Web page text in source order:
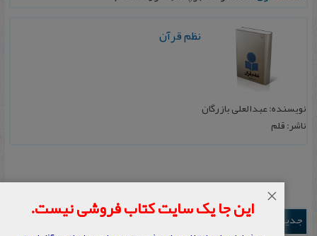
نظم قرآن
نویسنده: عبدالعلی بازرگان
ناشر: قلم
جدیدترین هااین جا یک سایت کتاب فروشی نیست. ×